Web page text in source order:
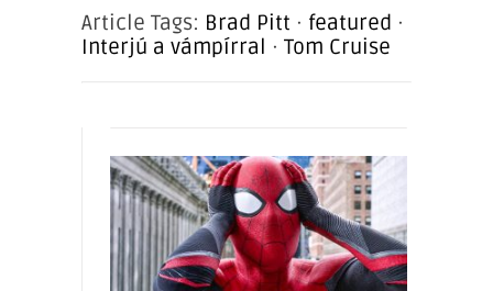
Article Tags: Brad Pitt · featured ·
Interjú a vámpírral · Tom Cruise